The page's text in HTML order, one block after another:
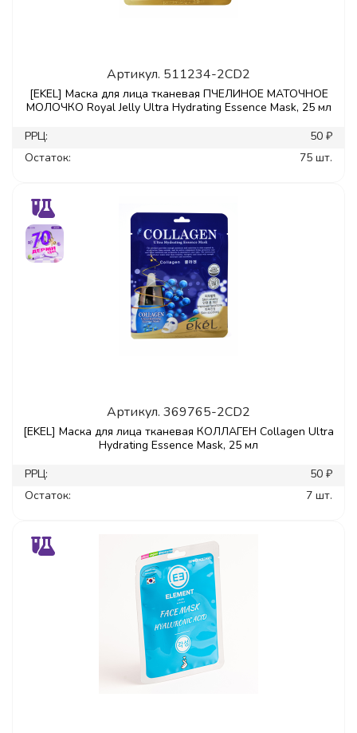
Артикул. 511234-2CD2
[EKEL] Маска для лица тканевая ПЧЕЛИНОЕ МАТОЧНОЕ
МОЛОЧКО Royal Jelly Ultra Hydrating Essence Mask, 25 мл
РРЦ:
50 ₽
Остаток:
75 шт.
Артикул. 369765-2CD2
[EKEL] Маска для лица тканевая КОЛЛАГЕН Collagen Ultra
Hydrating Essence Mask, 25 мл
РРЦ:
50 ₽
Остаток:
7 шт.